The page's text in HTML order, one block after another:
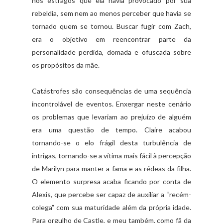
rebeldia, sem nem ao menos perceber que havia se
tornado quem se tornou. Buscar fugir com Zach,
era o objetivo em reencontrar parte da
personalidade perdida, domada e ofuscada sobre
os propósitos da mãe.
Catástrofes são consequências de uma sequência
incontrolável de eventos. Enxergar neste cenário
os problemas que levariam ao prejuízo de alguém
era uma questão de tempo. Claire acabou
tornando-se o elo frágil desta turbulência de
intrigas, tornando-se a vítima mais fácil à percepção
de Marilyn para manter a fama e as rédeas da filha.
O elemento surpresa acaba ficando por conta de
Alexis, que percebe ser capaz de auxiliar a “recém-
colega” com sua maturidade além da própria idade.
Para orgulho de Castle, e meu também, como fã da